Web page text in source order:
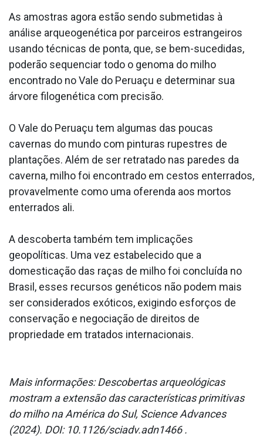
As amostras agora estão sendo submetidas à
análise arqueogenética por parceiros estrangeiros
usando técnicas de ponta, que, se bem-sucedidas,
poderão sequenciar todo o genoma do milho
encontrado no Vale do Peruaçu e determinar sua
árvore filogenética com precisão.
O Vale do Peruaçu tem algumas das poucas
cavernas do mundo com pinturas rupestres de
plantações. Além de ser retratado nas paredes da
caverna, milho foi encontrado em cestos enterrados,
provavelmente como uma oferenda aos mortos
enterrados ali.
A descoberta também tem implicações
geopolíticas. Uma vez estabelecido que a
domesticação das raças de milho foi concluída no
Brasil, esses recursos genéticos não podem mais
ser considerados exóticos, exigindo esforços de
conservação e negociação de direitos de
propriedade em tratados internacionais.
Mais informações: Descobertas arqueológicas
mostram a extensão das características primitivas
do milho na América do Sul, Science Advances
(2024). DOI: 10.1126/sciadv.adn1466 .